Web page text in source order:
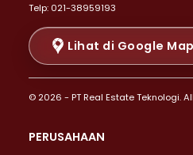
Properti Dijual di Cikini >
Properti Dijual di Kramat >
Properti Dijual di Pasar Baru >
Properti Dijual di Bendungan
Properti Dijual di Jakarta
Properti Dijual di Lebak Bulus >
Telp: 021-38959193
Lihat di Google
© 2026 - PT Real Estate Teknologi.
PERUSAHAAN